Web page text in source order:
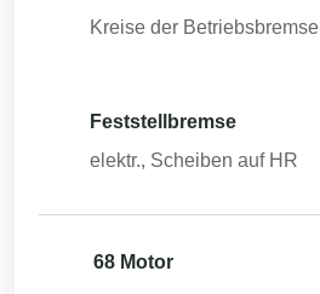
Kreise der Betriebsbremse
Feststellbremse
elektr., Scheiben auf HR
68 Motor